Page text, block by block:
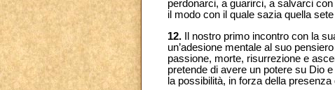
perdonarci, a guarirci, a salvarci
il modo con il quale sazia quella
12. Il nostro primo incontro con la
un’adesione mentale al suo
passione, morte, risurrezione e
pretende di avere un potere su Dio
la possibilità, in forza della